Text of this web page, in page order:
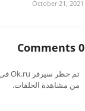
October 21, 2021
0 Comments
من مشاهدة الحلقات.